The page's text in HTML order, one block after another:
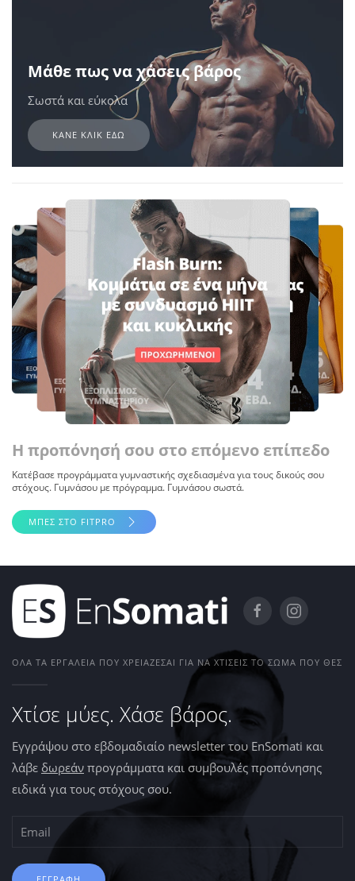
Μάθε πως να χάσεις βάρος
Σωστά και εύκολα
ΚΑΝΕ ΚΛΙΚ ΕΔΩ
Η προπόνησή σου στο επόμενο επίπεδο
Κατέβασε προγράμματα γυμναστικής σχεδιασμένα για τους δικούς σου
στόχους. Γυμνάσου με πρόγραμμα. Γυμνάσου σωστά.
ΜΠΕΣ ΣΤΟ FITPRO
ΌΛΑ ΤΑ ΕΡΓΑΛΕΊΑ ΠΟΥ ΧΡΕΙΆΖΕΣΑΙ ΓΙΑ ΝΑ ΧΤΊΣΕΙΣ ΤΟ ΣΏΜΑ ΠΟΥ ΘΕΣ
Χτίσε μύες. Χάσε βάρος.
Εγγράψου στο εβδομαδιαίο newsletter του EnSomati και
λάβε δωρεάν προγράμματα και συμβουλές προπόνησης
ειδικά για τους στόχους σου.